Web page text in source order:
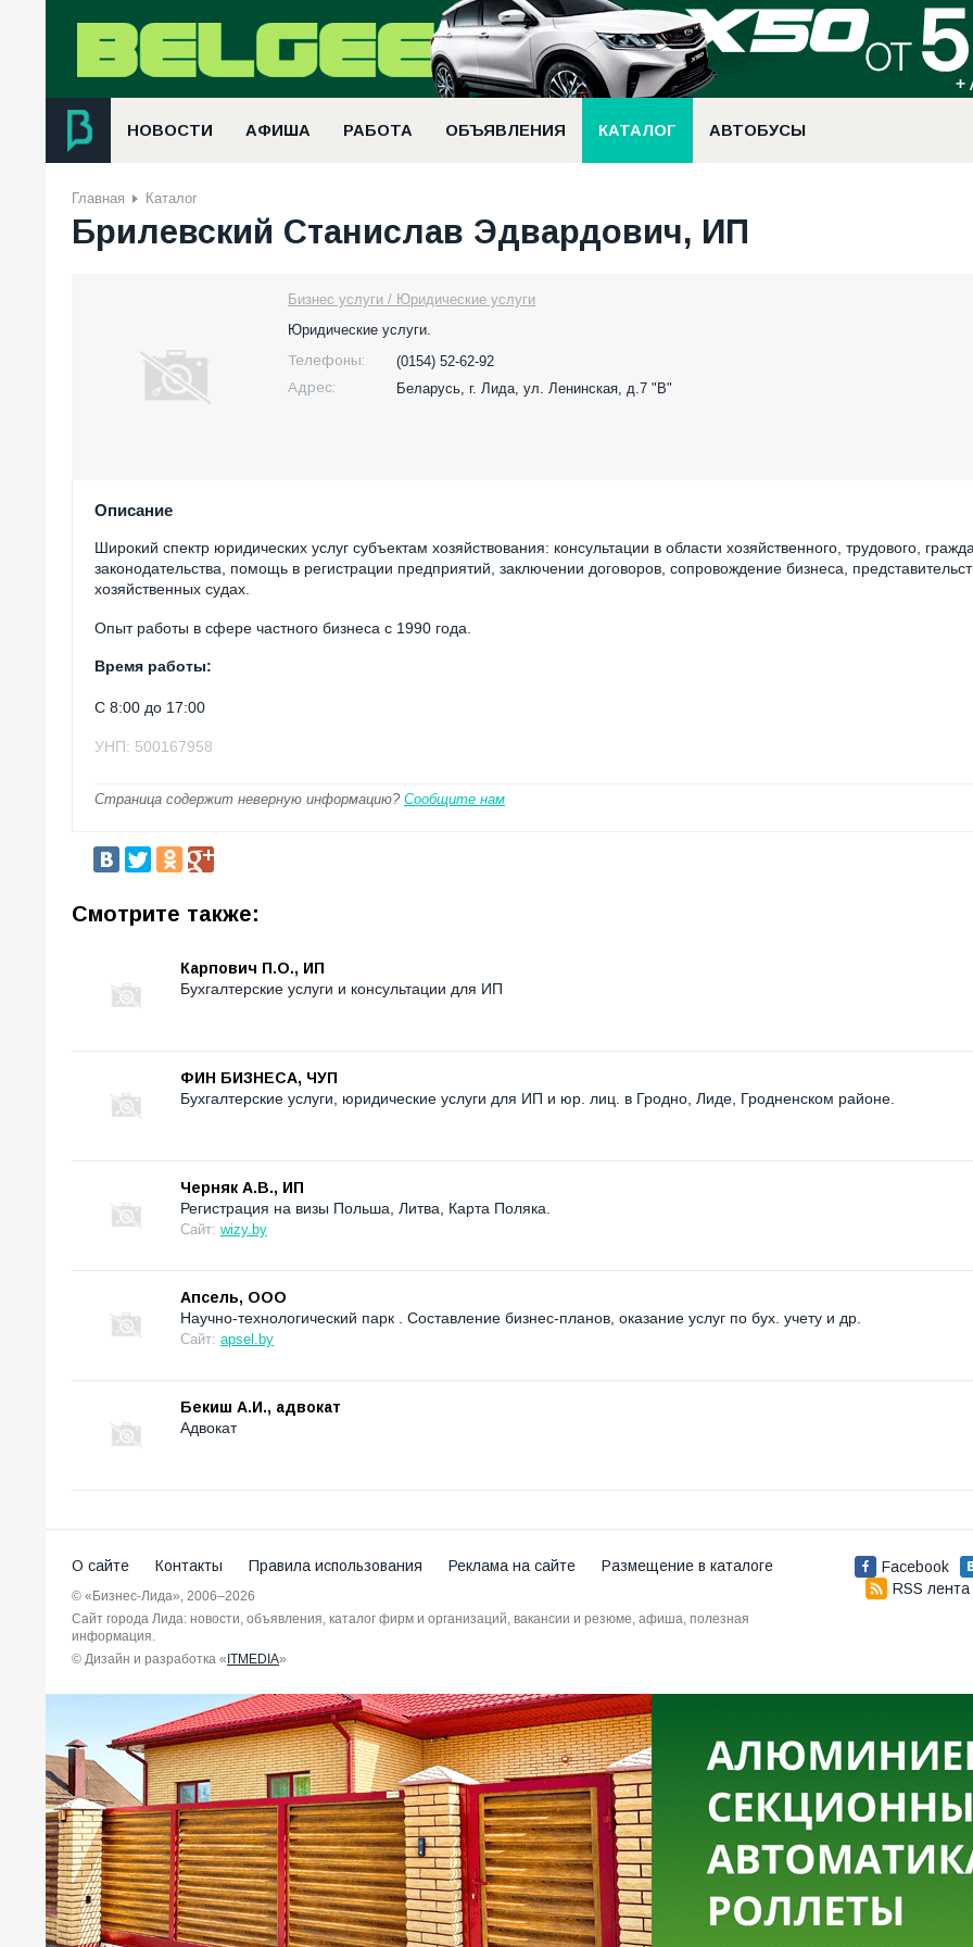
НОВОСТИ АФИША РАБОТА ОБЪЯВЛЕНИЯ КАТАЛОГ АВТОБУСЫ
Главная Каталог
Брилевский Станислав Эдвардович, ИП
Бизнес услуги / Юридические услуги
Юридические услуги.
Телефоны:
(0154) 52-62-92
Адрес:
Беларусь, г. Лида, ул. Ленинская, д.7 "В"
Описание
Широкий спектр юридических услуг субъектам хозяйствования: консультации в области хозяйственного, трудового,
законодательства, помощь в регистрации предприятий, заключении договоров, сопровождение бизнеса,
хозяйственных судах.
Опыт работы в сфере частного бизнеса с 1990 года.
Время работы:
C 8:00 до 17:00
УНП: 500167958
Страница содержит неверную информацию? Сообщите нам
Смотрите также:
Карпович П.О., ИП
Бухгалтерские услуги и консультации для ИП
ФИН БИЗНЕСА, ЧУП
Бухгалтерские услуги, юридические услуги для ИП и юр. лиц. в Гродно, Лиде, Гродненском районе.
Черняк А.В., ИП
Регистрация на визы Польша, Литва, Карта Поляка.
Сайт: wizy.by
Апсель, OOO
Научно-технологический парк . Cоставление бизнес-планов, оказание услуг по бух. учету и др.
Сайт: apsel.by
Бекиш А.И., адвокат
Адвокат
О сайте Контакты Правила использования Реклама на сайте Размещение в каталоге
© «Бизнес-Лида», 2006–2026
Сайт города Лида: новости, объявления, каталог фирм и организаций, вакансии и резюме, афиша, полезная
информация.
© Дизайн и разработка « ITMEDIA»
Facebook
RSS лента